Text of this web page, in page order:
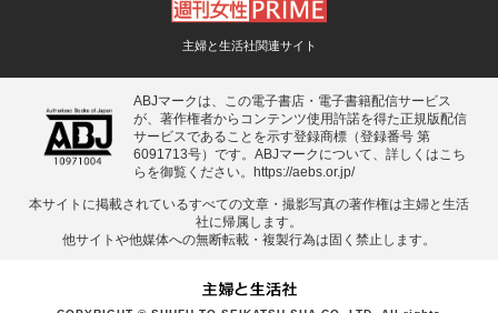
主婦と生活社関連サイト
ABJマークは、この電子書店・電子書籍配信サービス
が、著作権者からコンテンツ使用許諾を得た正規版配信
サービスであることを示す登録商標（登録番号 第
6091713号）です。ABJマークについて、詳しくはこち
らを御覧ください。
https://aebs.or.jp/
本サイトに掲載されているすべての⽂章・撮影写真の著作権は主婦と⽣活
社に帰属します。
他サイトや他媒体への無断転載・複製⾏為は固く禁⽌します。